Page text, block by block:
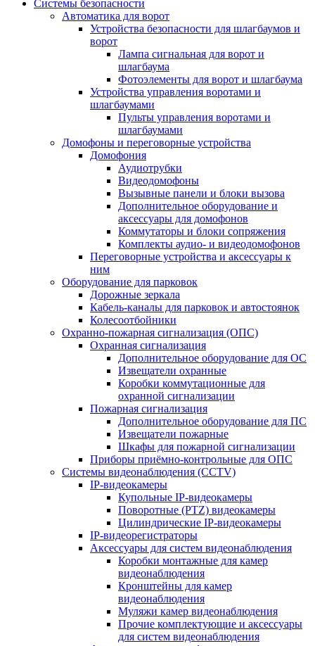
Системы безопасности
Автоматика для ворот
Устройства безопасности для шлагбаумов и
ворот
Лампа сигнальная для ворот и
шлагбаума
Фотоэлементы для ворот и шлагбаума
Устройства управления воротами и
шлагбаумами
Пульты управления воротами и
шлагбаумами
Домофоны и переговорные устройства
Домофония
Аудиотрубки
Видеодомофоны
Вызывные панели и блоки вызова
Дополнительное оборудование и
аксессуары для домофонов
Коммутаторы и блоки сопряжения
Комплекты аудио- и видеодомофонов
Переговорные устройства и аксессуары к
ним
Оборудование для парковок
Дорожные зеркала
Кабель-каналы для парковок и автостоянок
Колесоотбойники
Охранно-пожарная сигнализация (ОПС)
Охранная сигнализация
Дополнительное оборудование для ОС
Извещатели охранные
Коробки коммутационные для
охранной сигнализации
Пожарная сигнализация
Дополнительное оборудование для ПС
Извещатели пожарные
Шкафы для пожарной сигнализации
Приборы приёмно-контрольные для ОПС
Системы видеонаблюдения (CCTV)
IP-видеокамеры
Купольные IP-видеокамеры
Поворотные (PTZ) видеокамеры
Цилиндрические IP-видеокамеры
IP-видеорегистраторы
Аксессуары для систем видеонаблюдения
Коробки монтажные для камер
видеонаблюдения
Кронштейны для камер
видеонаблюдения
Муляжи камер видеонаблюдения
Прочие комплектующие и аксессуары
для систем видеонаблюдения